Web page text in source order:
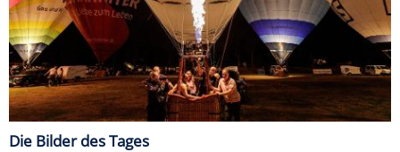
Die Bilder des Tages